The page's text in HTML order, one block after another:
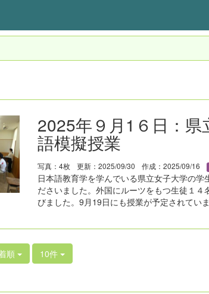
2025年９月1６日：
語模擬授業
写真：4枚 更新：2025/09/30 作成：2025/09/16
日本語教育学を学んでいる県立女子大学の
ださいました。外国にルーツをもつ生徒１
びました。9月19日にも授業が予定されていま
順 10件